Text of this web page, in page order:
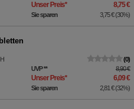
Unser Preis* 8,75 €
Sie sparen 3,75 €(30%)
0
UVP** 8,90 €
Unser Preis* 6,09 €
Sie sparen 2,81 €(32%)